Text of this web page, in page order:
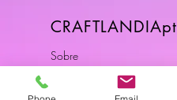
CRAFTLANDIApt
Sobre